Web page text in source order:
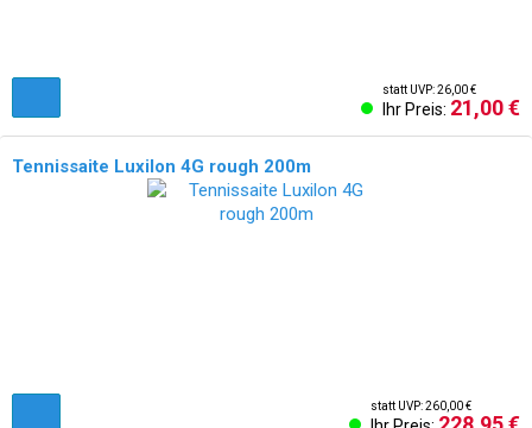
statt UVP: 26,00 €
Ihr Preis: 21,00 €
Tennissaite Luxilon 4G rough 200m
statt UVP: 260,00 €